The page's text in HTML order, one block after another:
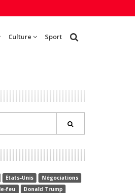
Culture Sport
États-Unis
Négociations
feu
Donald Trump